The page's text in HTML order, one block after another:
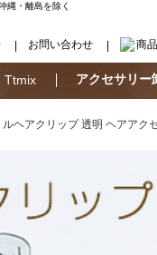
縄・離島を除く
お問い合わせ 商
Ttmix アクセサリー
ヘアクリップ 透明 ヘアアク